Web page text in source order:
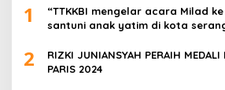
1
“TTKKBI mengelar acara Milad
santuni anak yatim di kota
2
RIZKI JUNIANSYAH PERAIH MEDALI
PARIS 2024